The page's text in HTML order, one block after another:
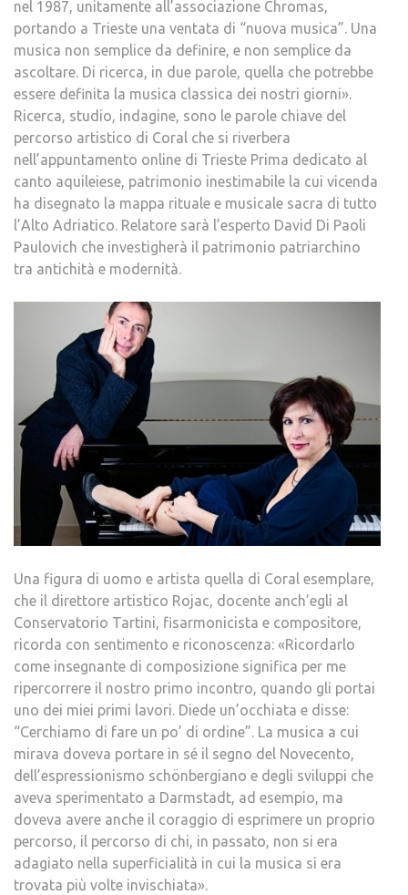
nel 1987, unitamente all’associazione Chromas,
portando a Trieste una ventata di “nuova musica”. Una
musica non semplice da definire, e non semplice da
ascoltare. Di ricerca, in due parole, quella che potrebbe
essere definita la musica classica dei nostri giorni».
Ricerca, studio, indagine, sono le parole chiave del
percorso artistico di Coral che si riverbera
nell’appuntamento online di Trieste Prima dedicato al
canto aquileiese, patrimonio inestimabile la cui vicenda
ha disegnato la mappa rituale e musicale sacra di tutto
l’Alto Adriatico. Relatore sarà l’esperto David Di Paoli
Paulovich che investigherà il patrimonio patriarchino
tra antichità e modernità.
Una figura di uomo e artista quella di Coral esemplare,
che il direttore artistico Rojac, docente anch’egli al
Conservatorio Tartini, fisarmonicista e compositore,
ricorda con sentimento e riconoscenza: «Ricordarlo
come insegnante di composizione significa per me
ripercorrere il nostro primo incontro, quando gli portai
uno dei miei primi lavori. Diede un’occhiata e disse:
“Cerchiamo di fare un po’ di ordine”. La musica a cui
mirava doveva portare in sé il segno del Novecento,
dell’espressionismo schönbergiano e degli sviluppi che
aveva sperimentato a Darmstadt, ad esempio, ma
doveva avere anche il coraggio di esprimere un proprio
percorso, il percorso di chi, in passato, non si era
adagiato nella superficialità in cui la musica si era
trovata più volte invischiata».